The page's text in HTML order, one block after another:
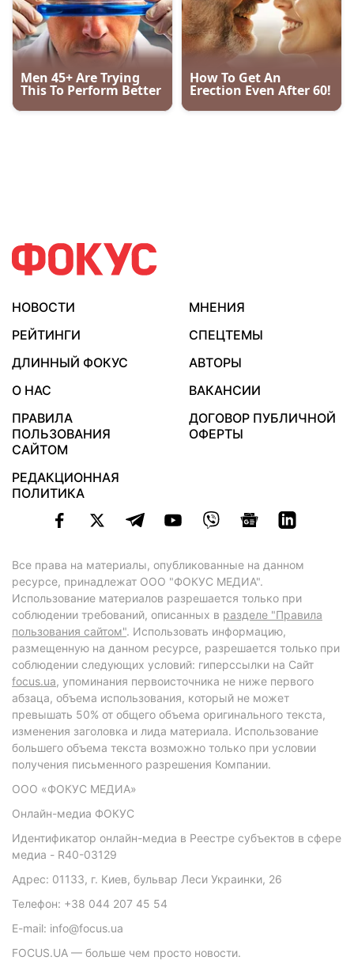
НОВОСТИ
МНЕНИЯ
РЕЙТИНГИ
СПЕЦТЕМЫ
ДЛИННЫЙ ФОКУС
АВТОРЫ
О НАС
ВАКАНСИИ
ПРАВИЛА
ПОЛЬЗОВАНИЯ
САЙТОМ
ДОГОВОР ПУБЛИЧНОЙ
ОФЕРТЫ
РЕДАКЦИОННАЯ
ПОЛИТИКА
Все права на материалы, опубликованные на данном
ресурсе, принадлежат ООО "ФОКУС МЕДИА".
Использование материалов разрешается только при
соблюдении требований, описанных в разделе "Правила
пользования сайтом". Использовать информацию,
размещенную на данном ресурсе, разрешается только при
соблюдении следующих условий: гиперссылки на Сайт
focus.ua, упоминания первоисточника не ниже первого
абзаца, объема использования, который не может
превышать 50% от общего объема оригинального текста,
изменения заголовка и лида материала. Использование
большего объема текста возможно только при условии
получения письменного разрешения Компании.
ООО «ФОКУС МЕДИА»
Онлайн-медиа ФОКУС
Идентификатор онлайн-медиа в Реестре субъектов в сфере
медиа - R40-03129
Адрес: 01133, г. Киев, бульвар Леси Украинки, 26
Телефон: +38 044 207 45 54
E-mail: info@focus.ua
FOCUS.UA — больше чем просто новости.